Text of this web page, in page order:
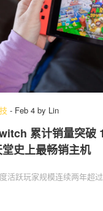
- Feb 4 by Lin
累计销量突破
堂史上最畅销主机
活跃玩家规模连续两年超过